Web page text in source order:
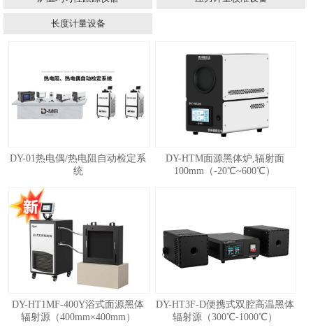
长度计量设备
DY-01热电偶/热电阻自动检定系
统
DY-HTM面源黑体炉,辐射面
100mm（-20℃~600℃）
DY-HT1MF-400Y浴式面源黑体
辐射源（400mm×400mm）
DY-HT3F-D便携式双腔高温黑体
辐射源（300℃-1000℃）